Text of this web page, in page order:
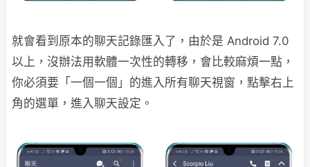
就會看到原本的聊天記錄匯入了，由於是 Android 7.0
以上，沒辦法用軟體一次性的轉移，會比較麻煩一點，
你必須要「一個一個」的進入所有聊天視窗，點擊右上
角的選單，進入聊天設定。